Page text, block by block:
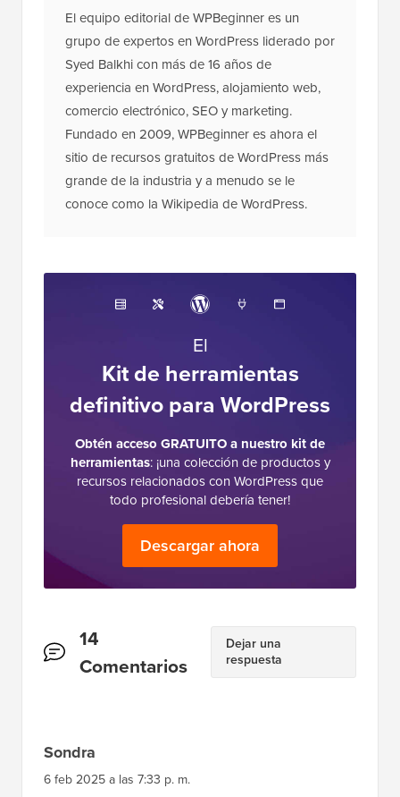
El equipo editorial de WPBeginner es un
grupo de expertos en WordPress liderado por
Syed Balkhi con más de 16 años de
experiencia en WordPress, alojamiento web,
comercio electrónico, SEO y marketing.
Fundado en 2009, WPBeginner es ahora el
sitio de recursos gratuitos de WordPress más
grande de la industria y a menudo se le
conoce como la Wikipedia de WordPress.
El
Kit de herramientas
definitivo para WordPress
Obtén acceso GRATUITO a nuestro kit de
herramientas: ¡una colección de productos y
recursos relacionados con WordPress que
todo profesional debería tener!
Descargar ahora
Interacciones
del
14
Comentarios
Dejar una
respuesta
Sondra
6 feb 2025 a las 7:33 p. m.